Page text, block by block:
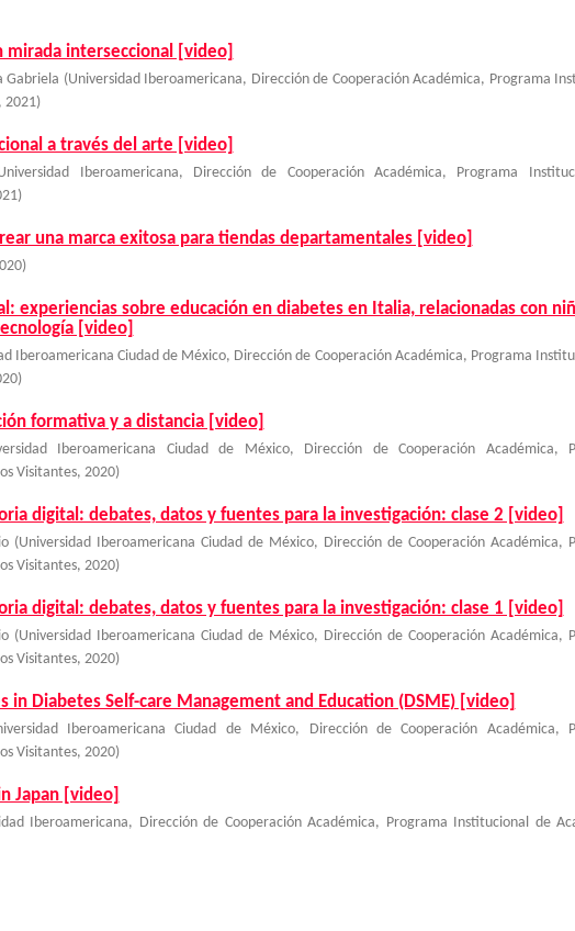
mirada interseccional [video]
Gabriela (Universidad Iberoamericana, Dirección de Cooperación Académica, Programa
2021)
a través del arte [video]
Iberoamericana, Dirección de Cooperación Académica, Programa
)
una marca exitosa para tiendas departamentales [video]
)
experiencias sobre educación en diabetes en Italia, relacionadas con
[video]
Iberoamericana Ciudad de México, Dirección de Cooperación Académica, Programa
)
formativa y a distancia [video]
Iberoamericana Ciudad de México, Dirección de Cooperación Académica,
Visitantes, 2020)
digital: debates, datos y fuentes para la investigación: clase 2 [video]
(Universidad Iberoamericana Ciudad de México, Dirección de Cooperación Académica,
Visitantes, 2020)
digital: debates, datos y fuentes para la investigación: clase 1 [video]
(Universidad Iberoamericana Ciudad de México, Dirección de Cooperación Académica,
Visitantes, 2020)
in Diabetes Self-care Management and Education (DSME) [video]
Iberoamericana Ciudad de México, Dirección de Cooperación Académica,
Visitantes, 2020)
Japan [video]
Iberoamericana, Dirección de Cooperación Académica, Programa Institucional de